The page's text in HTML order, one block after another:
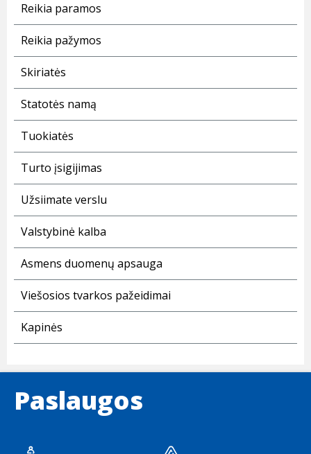
Reikia paramos
Reikia pažymos
Skiriatės
Statotės namą
Tuokiatės
Turto įsigijimas
Užsiimate verslu
Valstybinė kalba
Asmens duomenų apsauga
Viešosios tvarkos pažeidimai
Kapinės
Paslaugos